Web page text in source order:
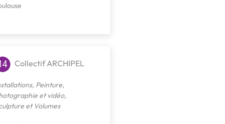
Collectif ARCHIPEL
, Peinture,
et vidéo,
et Volumes